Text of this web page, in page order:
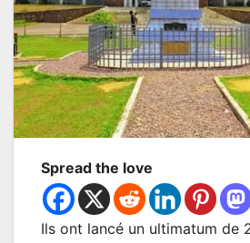
Spread the love
Ils ont lancé un ultimatum de